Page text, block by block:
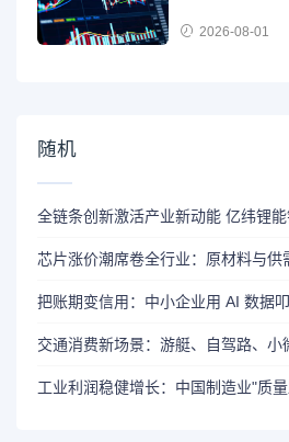
2026-08-01
随机
芯片涨价潮席卷全行业：原材料与供
把账期变信用：中小企业用 AI 数据
工业利润稳健增长：中国制造业"质